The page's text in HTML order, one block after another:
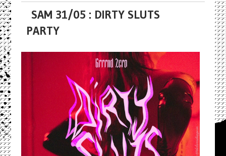
SAM 31/05 : DIRTY SLUTS
PARTY